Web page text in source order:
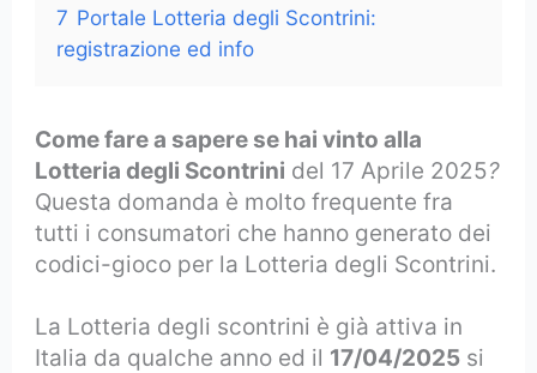
7 Portale Lotteria degli Scontrini:
registrazione ed info
Come fare a sapere se hai vinto alla
Lotteria degli Scontrini del 17 Aprile 2025?
Questa domanda è molto frequente fra
tutti i consumatori che hanno generato dei
codici-gioco per la Lotteria degli Scontrini.
La Lotteria degli scontrini è già attiva in
Italia da qualche anno ed il 17/04/2025 si